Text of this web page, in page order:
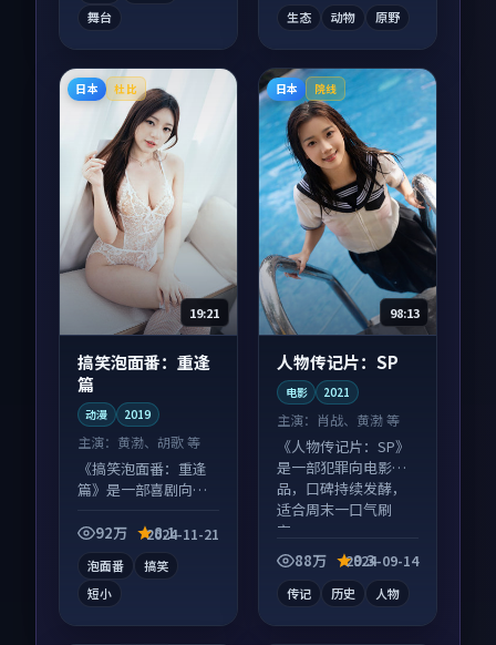
舞台
生态 动物 原野
日本 杜比
19:21
搞笑泡面番：重逢
篇
动漫 2019
主演： 黄渤、胡歌 等
《搞笑泡面番：重逢
篇》是一部喜剧向动
为内核，情感戏份扎
92万 8.1
2024-11-21
泡面番
搞笑
短小
日本 院线
98:13
人物传记片：SP
电影 2021
主演： 肖战、黄渤 等
《人物传记片：SP》
是一部犯罪向电影作
品，口碑持续发酵，
适合周末一口气刷
完。
88万
9.3
2024-09-14
传记 历史 人物